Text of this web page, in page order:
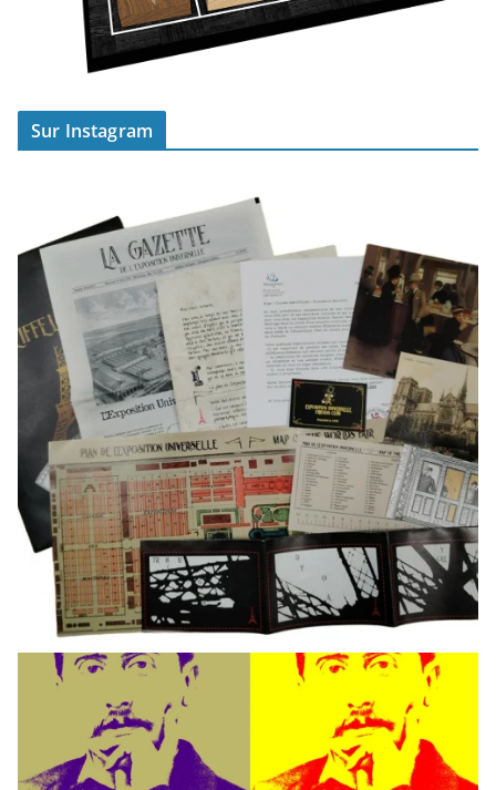
Sur Instagram